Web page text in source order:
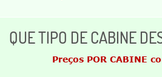
QUE TIPO DE CABINE
Preços POR CABINE